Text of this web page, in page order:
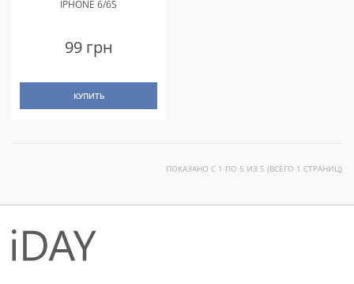
IPHONE 6/6S
99 грн
КУПИТЬ
ПОКАЗАНО С 1 ПО 5 ИЗ 5 (ВСЕГО 1 СТРАНИЦ)